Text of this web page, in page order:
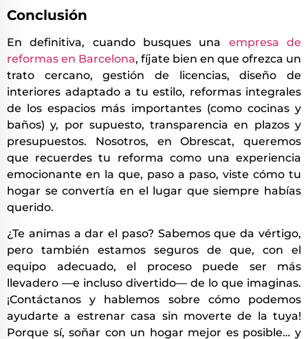
Conclusión
En definitiva, cuando busques una empresa de
reformas en Barcelona, fíjate bien en que ofrezca un
trato cercano, gestión de licencias, diseño de
interiores adaptado a tu estilo, reformas integrales
de los espacios más importantes (como cocinas y
baños) y, por supuesto, transparencia en plazos y
presupuestos. Nosotros, en Obrescat, queremos
que recuerdes tu reforma como una experiencia
emocionante en la que, paso a paso, viste cómo tu
hogar se convertía en el lugar que siempre habías
querido.
¿Te animas a dar el paso? Sabemos que da vértigo,
pero también estamos seguros de que, con el
equipo adecuado, el proceso puede ser más
llevadero —e incluso divertido— de lo que imaginas.
¡Contáctanos y hablemos sobre cómo podemos
ayudarte a estrenar casa sin moverte de la tuya!
Porque sí, soñar con un hogar mejor es posible… y